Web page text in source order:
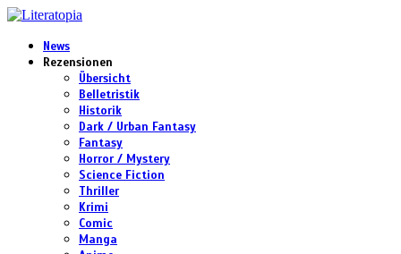
News
Rezensionen
Übersicht
Belletristik
Historik
Dark / Urban Fantasy
Fantasy
Horror / Mystery
Science Fiction
Thriller
Krimi
Comic
Manga